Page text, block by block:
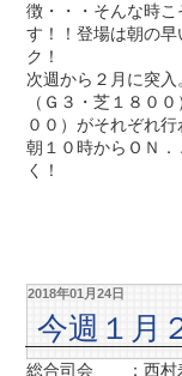
徴・・・そんな時
す！！登場は朝の
ク！
次週から２月に突入
（Ｇ３・芝１８０
００）がそれぞれ
朝１０時からＯＮ
く！
2018年01月24日
今週１月
総合司会 ：西村